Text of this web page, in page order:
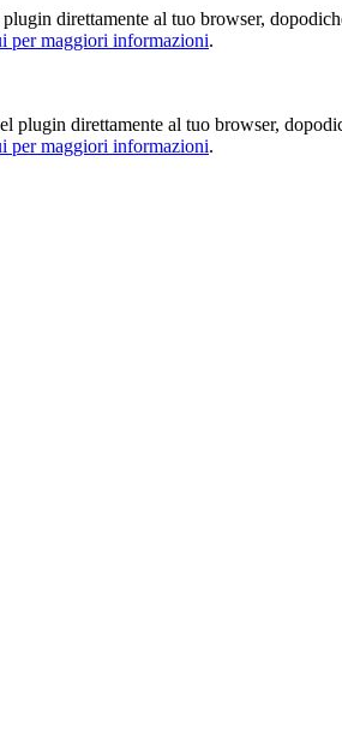
direttamente al tuo browser,
per maggiori informazioni.
direttamente al tuo browser,
per maggiori informazioni.